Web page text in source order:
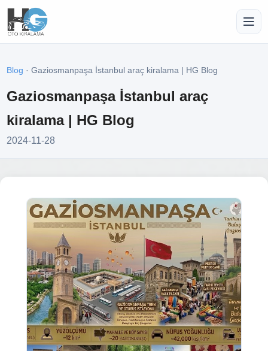
Blog · Gaziosmanpaşa İstanbul araç kiralama | HG Blog
Gaziosmanpaşa İstanbul araç
kiralama | HG Blog
2024-11-28